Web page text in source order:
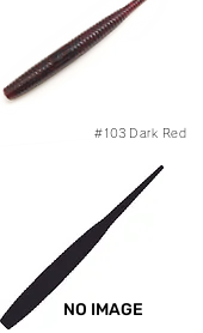
#103 Dark Red
NO IMAGE